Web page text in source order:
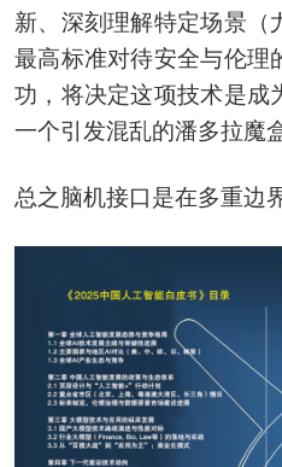
新、深刻理解特定场景（
最高标准对待安全与伦理
功，将决定这项技术是成
一个引发混乱的潘多拉魔盒
总之脑机接口是在多重边